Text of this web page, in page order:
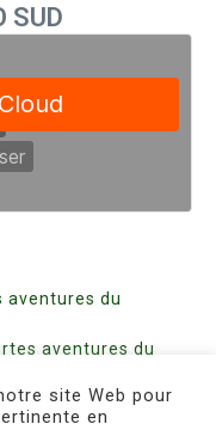
SUD
aventures du
aventures du
à Mulhouse
site Web pour
en